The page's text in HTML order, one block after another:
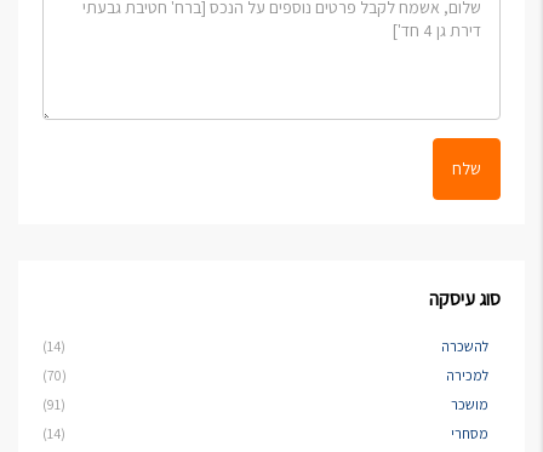
שלח
סוג עיסקה
להשכרה
(14)
למכירה
(70)
מושכר
(91)
מסחרי
(14)